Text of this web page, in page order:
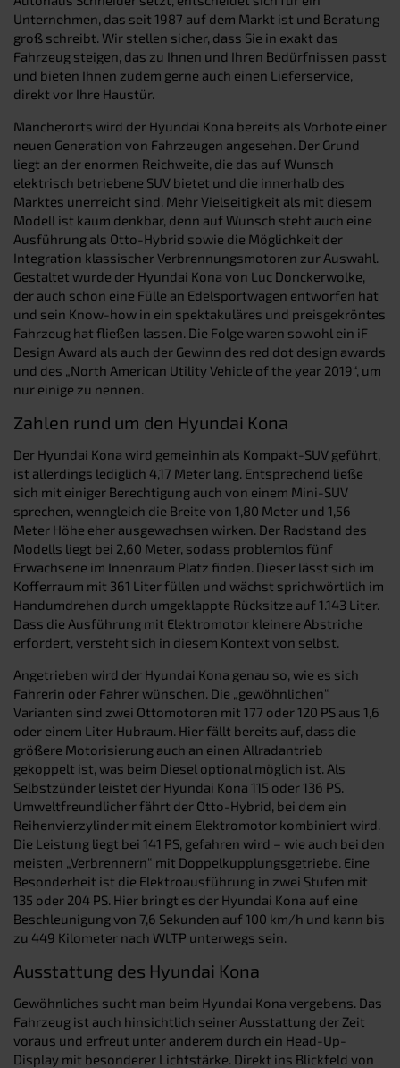
Unternehmen, das seit 1987 auf dem Markt ist und Beratung
groß schreibt. Wir stellen sicher, dass Sie in exakt das
Fahrzeug steigen, das zu Ihnen und Ihren Bedürfnissen passt
und bieten Ihnen zudem gerne auch einen Lieferservice,
direkt vor Ihre Haustür.
Mancherorts wird der Hyundai Kona bereits als Vorbote einer
neuen Generation von Fahrzeugen angesehen. Der Grund
liegt an der enormen Reichweite, die das auf Wunsch
elektrisch betriebene SUV bietet und die innerhalb des
Marktes unerreicht sind. Mehr Vielseitigkeit als mit diesem
Modell ist kaum denkbar, denn auf Wunsch steht auch eine
Ausführung als Otto-Hybrid sowie die Möglichkeit der
Integration klassischer Verbrennungsmotoren zur Auswahl.
Gestaltet wurde der Hyundai Kona von Luc Donckerwolke,
der auch schon eine Fülle an Edelsportwagen entworfen hat
und sein Know-how in ein spektakuläres und preisgekröntes
Fahrzeug hat fließen lassen. Die Folge waren sowohl ein iF
Design Award als auch der Gewinn des red dot design awards
und des „North American Utility Vehicle of the year 2019“, um
nur einige zu nennen.
Zahlen rund um den Hyundai Kona
Der Hyundai Kona wird gemeinhin als Kompakt-SUV geführt,
ist allerdings lediglich 4,17 Meter lang. Entsprechend ließe
sich mit einiger Berechtigung auch von einem Mini-SUV
sprechen, wenngleich die Breite von 1,80 Meter und 1,56
Meter Höhe eher ausgewachsen wirken. Der Radstand des
Modells liegt bei 2,60 Meter, sodass problemlos fünf
Erwachsene im Innenraum Platz finden. Dieser lässt sich im
Kofferraum mit 361 Liter füllen und wächst sprichwörtlich im
Handumdrehen durch umgeklappte Rücksitze auf 1.143 Liter.
Dass die Ausführung mit Elektromotor kleinere Abstriche
erfordert, versteht sich in diesem Kontext von selbst.
Angetrieben wird der Hyundai Kona genau so, wie es sich
Fahrerin oder Fahrer wünschen. Die „gewöhnlichen“
Varianten sind zwei Ottomotoren mit 177 oder 120 PS aus 1,6
oder einem Liter Hubraum. Hier fällt bereits auf, dass die
größere Motorisierung auch an einen Allradantrieb
gekoppelt ist, was beim Diesel optional möglich ist. Als
Selbstzünder leistet der Hyundai Kona 115 oder 136 PS.
Umweltfreundlicher fährt der Otto-Hybrid, bei dem ein
Reihenvierzylinder mit einem Elektromotor kombiniert wird.
Die Leistung liegt bei 141 PS, gefahren wird – wie auch bei den
meisten „Verbrennern“ mit Doppelkupplungsgetriebe. Eine
Besonderheit ist die Elektroausführung in zwei Stufen mit
135 oder 204 PS. Hier bringt es der Hyundai Kona auf eine
Beschleunigung von 7,6 Sekunden auf 100 km/h und kann bis
zu 449 Kilometer nach WLTP unterwegs sein.
Ausstattung des Hyundai Kona
Gewöhnliches sucht man beim Hyundai Kona vergebens. Das
Fahrzeug ist auch hinsichtlich seiner Ausstattung der Zeit
voraus und erfreut unter anderem durch ein Head-Up-
Display mit besonderer Lichtstärke. Direkt ins Blickfeld von